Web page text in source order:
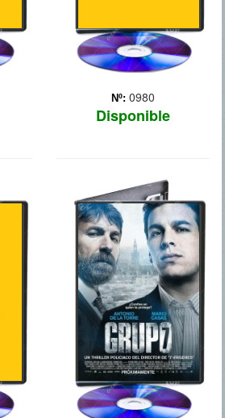
Nº: 0980
Disponible
GRUPO 7